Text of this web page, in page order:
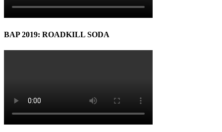
BAP 2019: ROADKILL SODA